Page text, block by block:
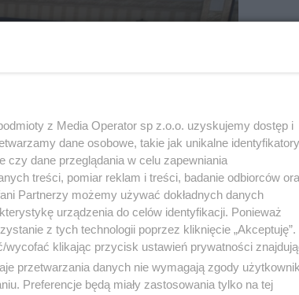
fot:
Twojemiasto
Piekary Śląskie
Chorzów
Tarnowskie Góry
Ruda Śląska
Świętochłowice
Tychy
Bytom
Katowice
Zabrze
Zagłębie
Skontakuj sięz nami
Kontakt
Redakcja
Newsletter
Reklama
z Media Operator sp z.o.o. uzyskujemy dostęp i
dane osobowe, takie jak unikalne
czy dane przeglądania w celu zapewniania
treści, pomiar reklam i treści, badanie odbiorców
Partnerzy możemy używać dokładnych danych
urządzenia do celów identyfikacji. Ponieważ
z tych technologii poprzez kliknięcie „Akceptuję”.
klikając przycisk ustawień prywatności
przetwarzania danych nie wymagają zgody
Preferencje będą miały zastosowania tylko na tej